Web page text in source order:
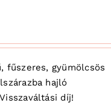
fűszeres, gyümölcsös
hajló
díj!